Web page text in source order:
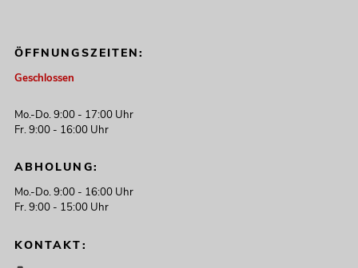
ÖFFNUNGSZEITEN:
Geschlossen
Mo.-Do. 9:00 - 17:00 Uhr
Fr. 9:00 - 16:00 Uhr
ABHOLUNG:
Mo.-Do. 9:00 - 16:00 Uhr
Fr. 9:00 - 15:00 Uhr
KONTAKT: